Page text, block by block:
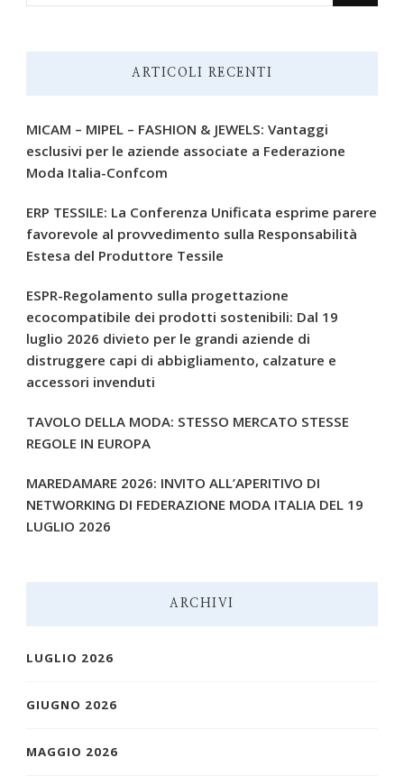
ARTICOLI RECENTI
MICAM – MIPEL – FASHION & JEWELS: Vantaggi
esclusivi per le aziende associate a Federazione
Moda Italia-Confcom
ERP TESSILE: La Conferenza Unificata esprime parere
favorevole al provvedimento sulla Responsabilità
Estesa del Produttore Tessile
ESPR-Regolamento sulla progettazione
ecocompatibile dei prodotti sostenibili: Dal 19
luglio 2026 divieto per le grandi aziende di
distruggere capi di abbigliamento, calzature e
accessori invenduti
TAVOLO DELLA MODA: STESSO MERCATO STESSE
REGOLE IN EUROPA
MAREDAMARE 2026: INVITO ALL’APERITIVO DI
NETWORKING DI FEDERAZIONE MODA ITALIA DEL 19
LUGLIO 2026
ARCHIVI
LUGLIO 2026
GIUGNO 2026
MAGGIO 2026